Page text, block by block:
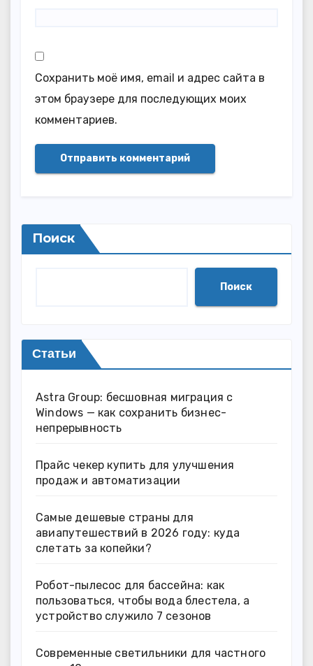
Сохранить моё имя, email и адрес сайта в
этом браузере для последующих моих
комментариев.
Поиск
Поиск
Статьи
Astra Group: бесшовная миграция с
Windows — как сохранить бизнес-
непрерывность
Прайс чекер купить для улучшения
продаж и автоматизации
Самые дешевые страны для
авиапутешествий в 2026 году: куда
слетать за копейки?
Робот-пылесос для бассейна: как
пользоваться, чтобы вода блестела, а
устройство служило 7 сезонов
Современные светильники для частного